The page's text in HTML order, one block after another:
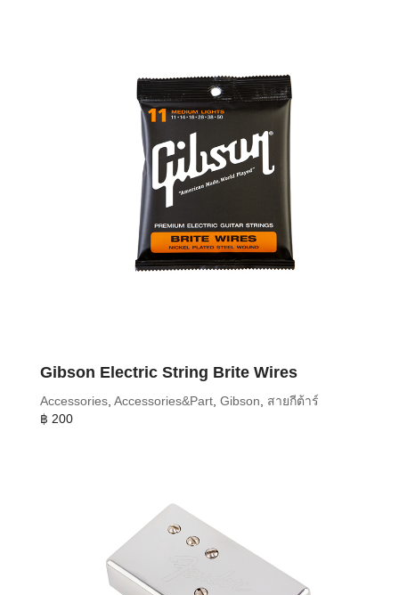
Gibson Electric String Brite Wires
Accessories Accessories&Part Gibson
สายกีต้าร์
฿ 200